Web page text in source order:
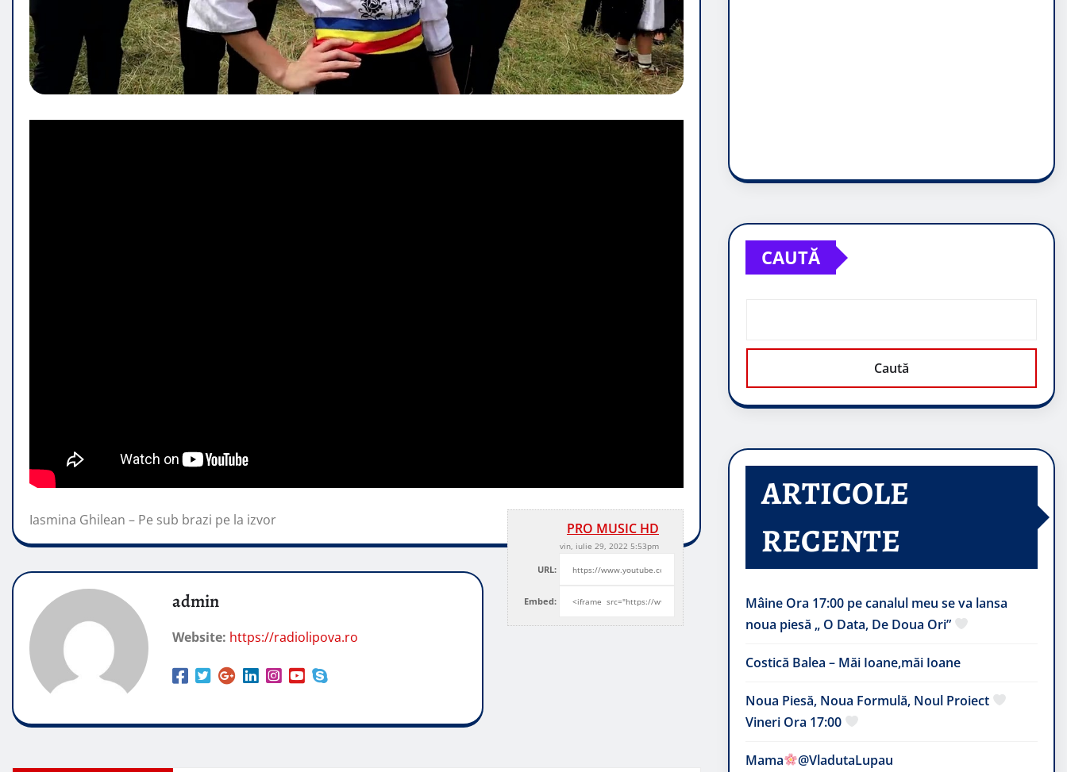
PRO MUSIC HD
vin, iulie 29, 2022 5:53pm
URL:
Embed:
Iasmina Ghilean – Pe sub brazi pe la izvor
admin
Website: https://radiolipova.ro
CAUTĂ
Caută
ARTICOLE
RECENTE
Mâine Ora 17:00 pe canalul meu se va lansa
noua piesă „ O Data, De Doua Ori”
Costică Balea – Măi Ioane,măi Ioane
Noua Piesă, Noua Formulă, Noul Proiect
Vineri Ora 17:00
Mama @VladutaLupau